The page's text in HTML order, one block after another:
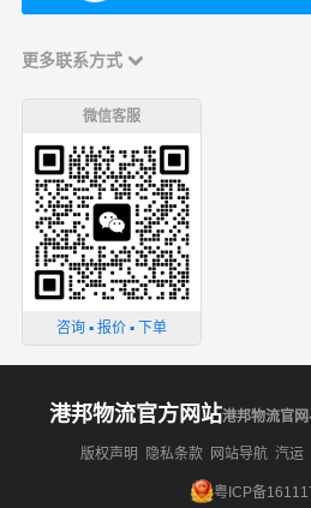
更多联系方式
微信客服
咨询 ▪ 报价 ▪ 下单
港邦物流官方网站港邦物流官
版权声明 隐私条款 网站导航 汽运
粤ICP备